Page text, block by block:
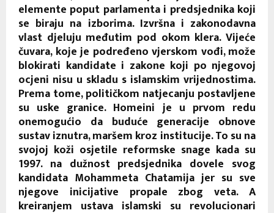
elemente poput parlamenta i predsjednika koji
se biraju na izborima. Izvršna i zakonodavna
vlast djeluju međutim pod okom klera. Vijeće
čuvara, koje je podređeno vjerskom vođi, može
blokirati kandidate i zakone koji po njegovoj
ocjeni nisu u skladu s islamskim vrijednostima.
Prema tome, političkom natjecanju postavljene
su uske granice. Homeini je u prvom redu
onemogućio da buduće generacije obnove
sustav iznutra, maršem kroz institucije. To su na
svojoj koži osjetile reformske snage kada su
1997. na dužnost predsjednika dovele svog
kandidata Mohammeta Chatamija jer su sve
njegove inicijative propale zbog veta. A
kreiranjem ustava islamski su revolucionari